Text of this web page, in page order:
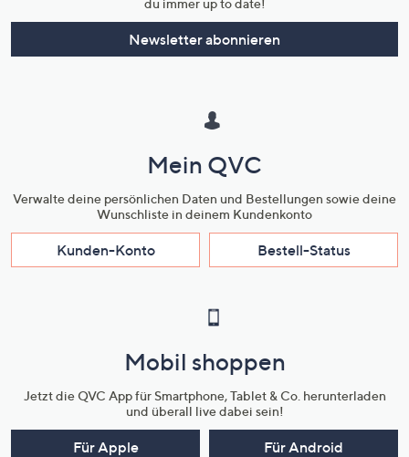
du immer up to date!
Newsletter abonnieren
Mein QVC
Verwalte deine persönlichen Daten und Bestellungen sowie deine
Wunschliste in deinem Kundenkonto
Kunden-Konto Bestell-Status
Mobil shoppen
Jetzt die QVC App für Smartphone, Tablet & Co. herunterladen
und überall live dabei sein!
Für Apple Für Android